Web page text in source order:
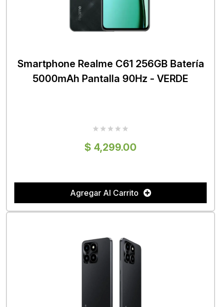
Smartphone Realme C61 256GB Batería
5000mAh Pantalla 90Hz - VERDE
$ 4,299.00
Agregar Al Carrito